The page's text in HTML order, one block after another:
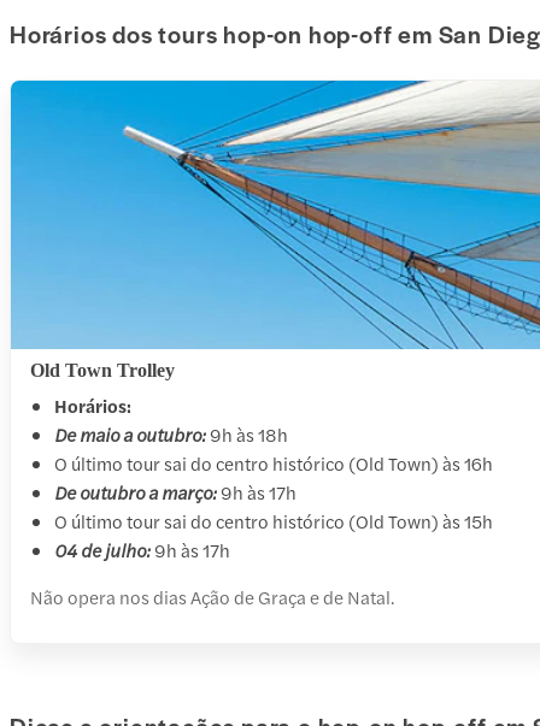
Horários dos tours hop-on hop-off em San
Old Town Trolley
Horários:
De maio a outubro:9h às 18h
O último tour sai do centro histórico (Old Town) às 16h
De outubro a março:9h às 17h
O último tour sai do centro histórico (Old Town) às 15h
04 de julho:9h às 17h
Não opera nos dias Ação de Graça e de Natal.